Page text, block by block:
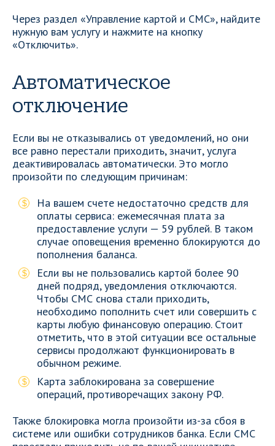
Через раздел «Управление картой и СМС», найдите
нужную вам услугу и нажмите на кнопку
«Отключить».
Автоматическое
отключение
Если вы не отказывались от уведомлений, но они
все равно перестали приходить, значит, услуга
деактивировалась автоматически. Это могло
произойти по следующим причинам:
На вашем счете недостаточно средств для
оплаты сервиса: ежемесячная плата за
предоставление услуги — 59 рублей. В таком
случае оповещения временно блокируются до
пополнения баланса.
Если вы не пользовались картой более 90
дней подряд, уведомления отключаются.
Чтобы СМС снова стали приходить,
необходимо пополнить счет или совершить с
карты любую финансовую операцию. Стоит
отметить, что в этой ситуации все остальные
сервисы продолжают функционировать в
обычном режиме.
Карта заблокирована за совершение
операций, противоречащих закону РФ.
Также блокировка могла произойти из-за сбоя в
системе или ошибки сотрудников банка. Если СМС